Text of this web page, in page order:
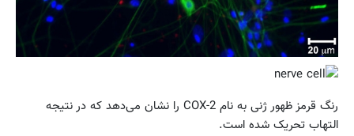
رنگ قرمز ظهور ژنی به نام COX-2 را نشان می‌دهد که در نتیجه
التهاب تحریک شده است.